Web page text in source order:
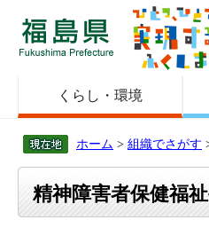
福島県
くらし・環境
ホーム > 組織でさがす
精神障害者保健福